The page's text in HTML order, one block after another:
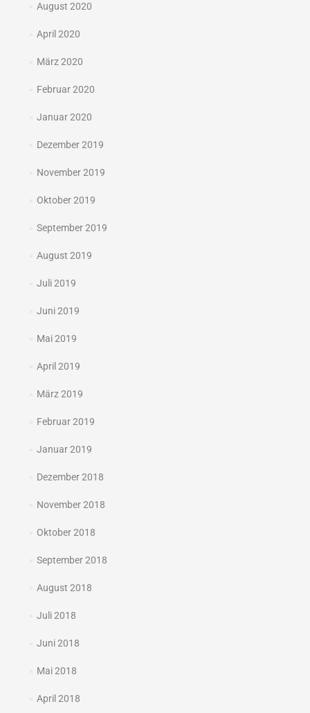
August 2020
April 2020
März 2020
Februar 2020
Januar 2020
Dezember 2019
November 2019
Oktober 2019
September 2019
August 2019
Juli 2019
Juni 2019
Mai 2019
April 2019
März 2019
Februar 2019
Januar 2019
Dezember 2018
November 2018
Oktober 2018
September 2018
August 2018
Juli 2018
Juni 2018
Mai 2018
April 2018